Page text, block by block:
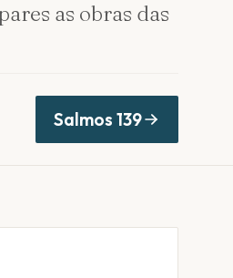
as obras das
Salmos 139